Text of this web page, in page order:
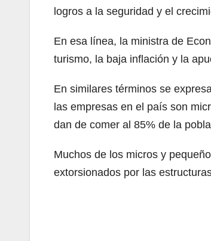
logros a la seguridad y el
En esa línea, la ministra de
turismo, la baja inflación y la
En similares términos se
las empresas en el país son
dan de comer al 85% de la
Muchos de los micros y
extorsionados por las